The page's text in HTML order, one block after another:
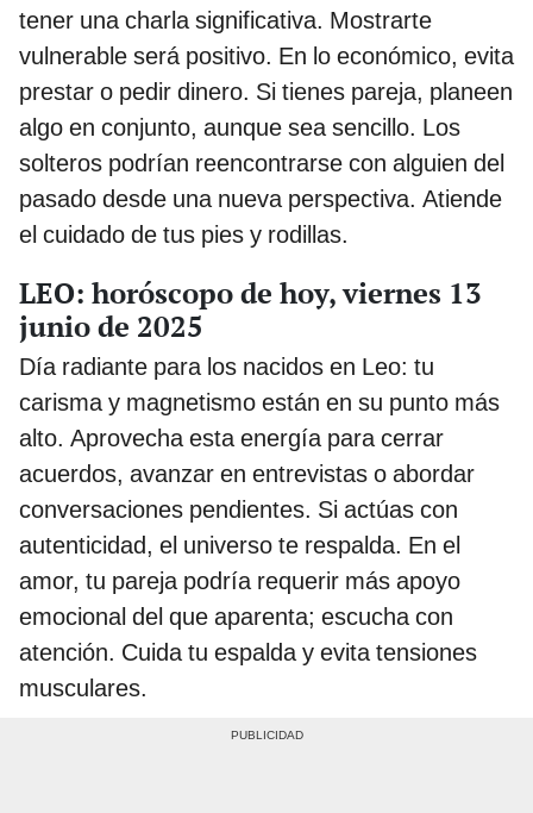
tener una charla significativa. Mostrarte
vulnerable será positivo. En lo económico, evita
prestar o pedir dinero. Si tienes pareja, planeen
algo en conjunto, aunque sea sencillo. Los
solteros podrían reencontrarse con alguien del
pasado desde una nueva perspectiva. Atiende
el cuidado de tus pies y rodillas.
LEO: horóscopo de hoy, viernes 13
junio de 2025
Día radiante para los nacidos en Leo: tu
carisma y magnetismo están en su punto más
alto. Aprovecha esta energía para cerrar
acuerdos, avanzar en entrevistas o abordar
conversaciones pendientes. Si actúas con
autenticidad, el universo te respalda. En el
amor, tu pareja podría requerir más apoyo
emocional del que aparenta; escucha con
atención. Cuida tu espalda y evita tensiones
musculares.